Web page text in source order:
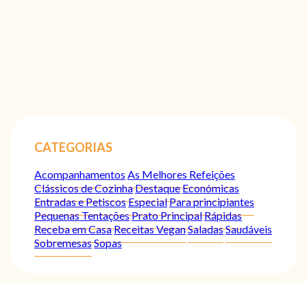
CATEGORIAS
Acompanhamentos As Melhores Refeições
Clássicos de CozinhaDestaqueEconómicas
Entradas e PetiscosEspecialPara principiantes
Pequenas TentaçõesPrato PrincipalRápidas
Receba em CasaReceitas VeganSaladasSaudáveis
SobremesasSopas